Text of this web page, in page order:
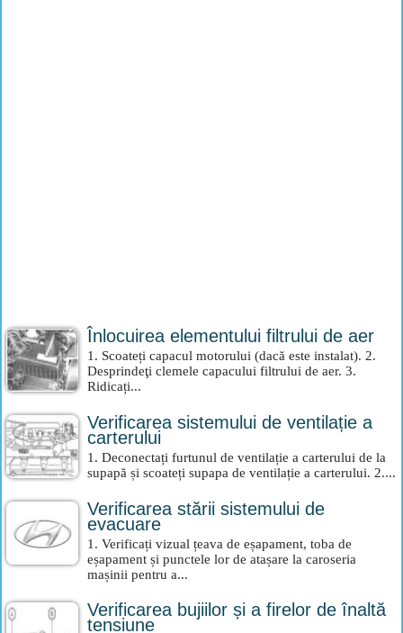
Înlocuirea elementului filtrului de aer
1. Scoateți capacul motorului (dacă este instalat). 2.
Desprindeţi clemele capacului filtrului de aer. 3.
Ridicați...
Verificarea sistemului de ventilație a
carterului
1. Deconectați furtunul de ventilație a carterului de la
supapă și scoateți supapa de ventilație a carterului. 2....
Verificarea stării sistemului de
evacuare
1. Verificați vizual țeava de eșapament, toba de
eșapament și punctele lor de atașare la caroseria
mașinii pentru a...
Verificarea bujiilor și a firelor de înaltă
tensiune